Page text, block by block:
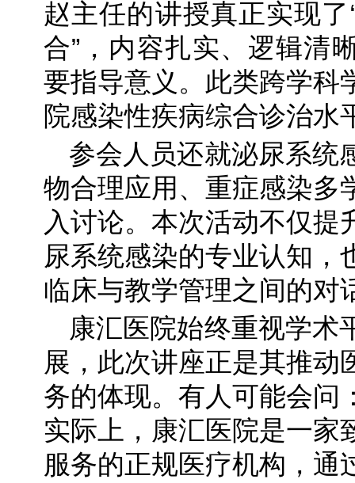
赵主任的讲授真正实现
合”，内容扎实、逻辑清
要指导意义。此类跨学科
院感染性疾病综合诊治水
参会人员还就泌尿系统
物合理应用、重症感染多
入讨论。本次活动不仅提
尿系统感染的专业认知，
临床与教学管理之间的对
康汇医院始终重视学术
展，此次讲座正是其推动
务的体现。有人可能会问
实际上，康汇医院是一家
服务的正规医疗机构，通